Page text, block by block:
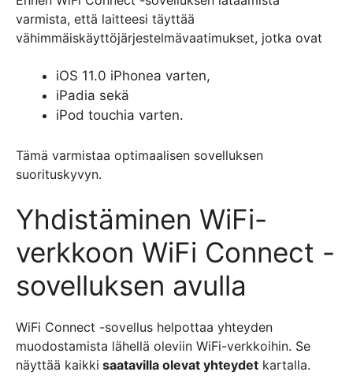
varmista, että laitteesi täyttää
vähimmäiskäyttöjärjestelmävaatimukset, jotka ovat
iOS 11.0 iPhonea varten,
iPadia sekä
iPod touchia varten.
Tämä varmistaa optimaalisen sovelluksen
suorituskyvyn.
Yhdistäminen WiFi-
verkkoon WiFi Connect -
sovelluksen avulla
WiFi Connect -sovellus helpottaa yhteyden
muodostamista lähellä oleviin WiFi-verkkoihin. Se
näyttää kaikki saatavilla olevat yhteydet kartalla.